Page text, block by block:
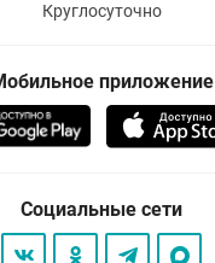
Круглосуточно
приложение
Социальные сети